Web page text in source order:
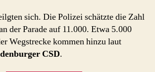
sich. Die Polizei schätzte die Zahl
der Parade auf 11.000. Etwa 5.000
Wegstrecke kommen hinzu laut
CSD.